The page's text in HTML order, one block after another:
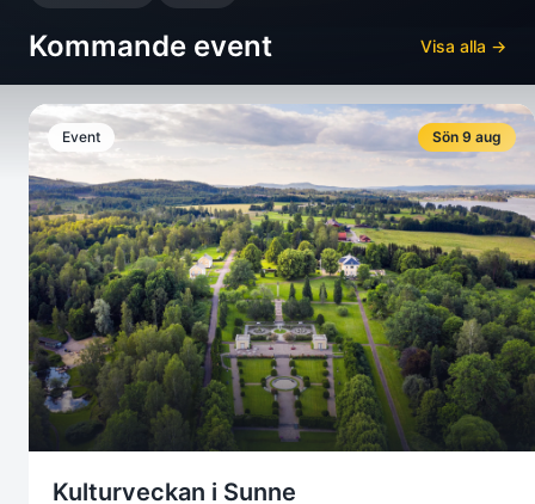
Kommande event Visa alla →
Event Sön 9 aug
Kulturveckan i Sunne